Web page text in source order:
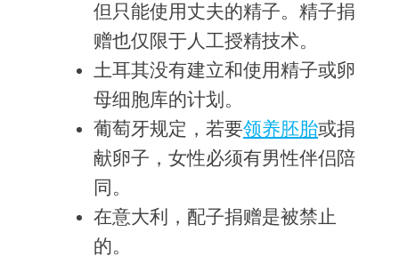
但只能使用丈夫的精子。精子捐
赠也仅限于人工授精技术。
土耳其没有建立和使用精子或卵
母细胞库的计划。
葡萄牙规定，若要领养胚胎或捐
献卵子，女性必须有男性伴侣陪
同。
在意大利，配子捐赠是被禁止
的。